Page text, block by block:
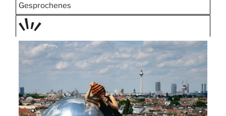
Gesprochenes
TAGE
STIPP